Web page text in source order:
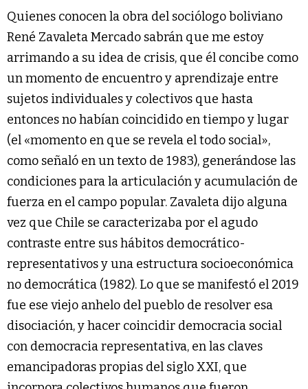
Quienes conocen la obra del sociólogo boliviano
René Zavaleta Mercado sabrán que me estoy
arrimando a su idea de crisis, que él concibe como
un momento de encuentro y aprendizaje entre
sujetos individuales y colectivos que hasta
entonces no habían coincidido en tiempo y lugar
(el «momento en que se revela el todo social»,
como señaló en un texto de 1983), generándose las
condiciones para la articulación y acumulación de
fuerza en el campo popular. Zavaleta dijo alguna
vez que Chile se caracterizaba por el agudo
contraste entre sus hábitos democrático-
representativos y una estructura socioeconómica
no democrática (1982). Lo que se manifestó el 2019
fue ese viejo anhelo del pueblo de resolver esa
disociación, y hacer coincidir democracia social
con democracia representativa, en las claves
emancipadoras propias del siglo XXI, que